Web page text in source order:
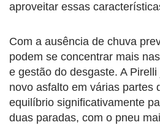
aproveitar essas
Com a ausência de chuva
podem se concentrar mais
e gestão do desgaste. A
novo asfalto em várias partes
equilíbrio significativamente
duas paradas, com o pneu